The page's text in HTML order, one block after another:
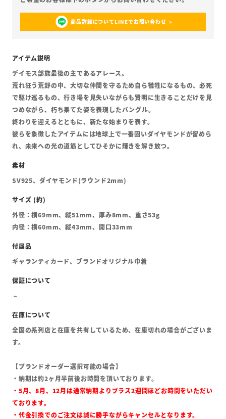
商品詳細についてLINEでお問い合わせ
デイモス部族最後の主であるアレース。
荒れ狂う荒野の中、大切な仲間を守るため自ら犠牲になるもの、必死
で駆け巡るもの、行き場を見失いながらも賢明に生きることだけを見
つめながら、朽ち果てた姿を表現したバングル。
終わりを迎えるとともに、新たな始まりを表す。
彼らを象徴したアイテムには地球上で一番固いダイヤモンドが留めら
れ、未来への光の道筋としてひそかに輝きを解き放つ。
SV925、ダイヤモンド(ラウンド2mm)
外径：横69mm、縦51mm、厚み8mm、重さ53g
内径：横60mm、縦43mm、開口33mm
ギャランティカード、ブランドオリジナル巾着
全国の系列店と在庫を共有しているため、在庫切れの場合がございま
す。
【ブランドオーダー選択可能の場合】
・納期は約2ヶ月半前後お時間を頂いております。
・5月、8月、12月は通常納期よりプラス2週間ほどお時間をいただい
ております。
・代金引換でのご注文は誠に勝手ながらキャンセルとなります。